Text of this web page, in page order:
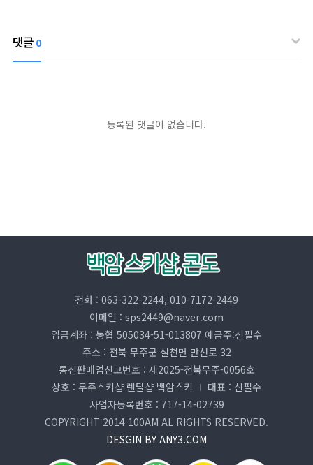
댓글0
등록된 댓글이 없습니다.
전화 : 063-322-2244, 010-7172-2449
이메일 : sps2449@naver.com
입금계좌 : 농협 505034-51-013807 예금주:신필수
주소 : 전북 무주군 설천면 만선로 32
통신판매업신고번호 : 제2025-전북무주-0056호
상호 : 무주스키샵 렌탈샵 백암스키
대표 : 신필수
사업자등록번호 : 717-14-02739
COPYRIGHT 2014 100AM AL RIGHTS RESERVED.
DESGIN BY ANY3.COM